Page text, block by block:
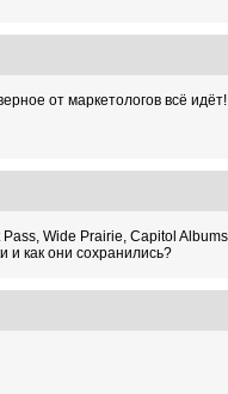
от маркетологов всё идёт!
Wide Prairie, Capitol
и как они сохранились?